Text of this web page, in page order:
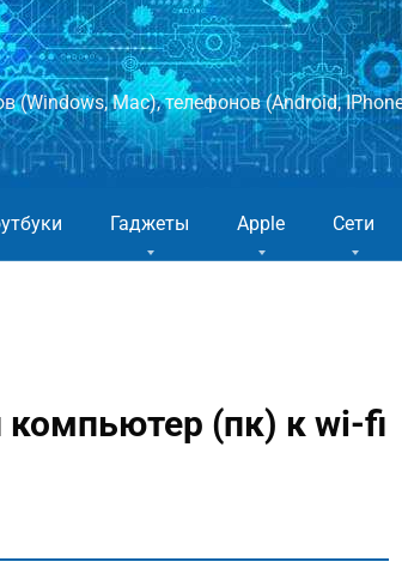
Mac), телефонов (Android,
Гаджеты Apple Сети
(пк) к wi-fi